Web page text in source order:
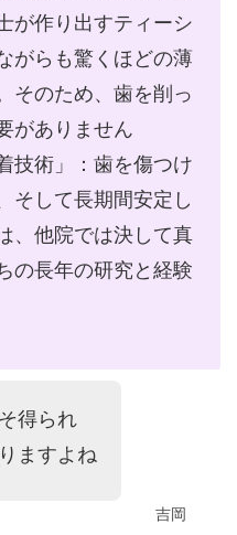
が作り出すティーシ
がらも驚くほどの薄
そのため、歯を削っ
がありません
技術」：歯を傷つけ
そして長期間安定し
、他院では決して真
の長年の研究と経験
吉岡
得られ
ますよね